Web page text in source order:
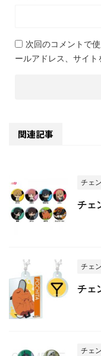
次回のコメントで
ールアドレス、サイト
関連記事
チェ
チェ
チェ
チェ
チェ